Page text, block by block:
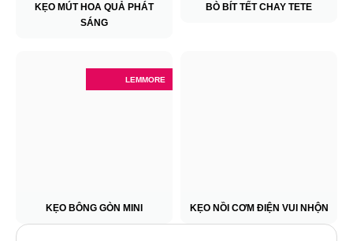
KẸO MÚT HOA QUẢ PHÁT
SÁNG
BÒ BÍT TẾT CHAY TETE
LEMMORE
KẸO BÔNG GÒN MINI KẸO NỒI CƠM ĐIỆN VUI NHỘN